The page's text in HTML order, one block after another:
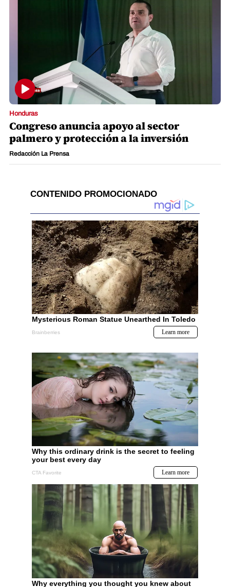
Honduras
Congreso anuncia apoyo al sector
palmero y protección a la inversión
Redacción La Prensa